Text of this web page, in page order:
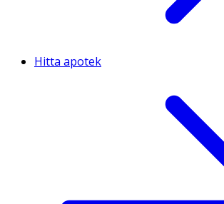
Hitta apotek